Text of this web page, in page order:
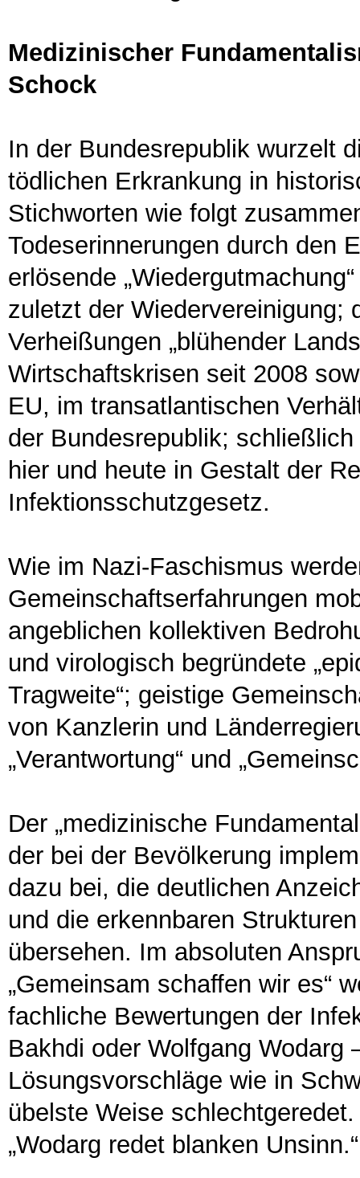
Medizinischer
Schock
In der Bundesrepublik wurzelt
tödlichen Erkrankung in
Stichworten wie folgt
Todeserinnerungen durch den
erlösende
zuletzt der Wiedervereinigung;
Verheißungen „blühender
Wirtschaftskrisen seit 2008
EU, im transatlantischen
der Bundesrepublik; schließlich
hier und heute in Gestalt der
Infektionsschutzgesetz.
Wie im Nazi-Faschismus
Gemeinschaftserfahrungen
angeblichen kollektiven
und virologisch begründete
Tragweite“; geistige
von Kanzlerin und
„Verantwortung“ und
Der „medizinische
der bei der Bevölkerung
dazu bei, die deutlichen
und die erkennbaren
übersehen. Im absoluten
„Gemeinsam schaffen wir es“
fachliche Bewertungen der
Bakhdi oder Wolfgang Wodarg
Lösungsvorschläge wie in
übelste Weise
„Wodarg redet blanken Unsinn.“